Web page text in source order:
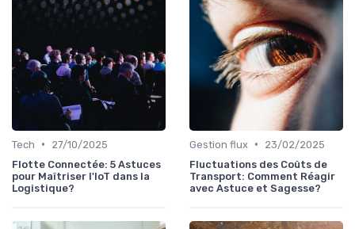
Tech •
27/10/2025
Flotte Connectée: 5 Astuces
pour Maîtriser l'IoT dans la
Logistique?
Gestion flux •
23/02/2025
Fluctuations des Coûts de
Transport: Comment Réagir
avec Astuce et Sagesse?